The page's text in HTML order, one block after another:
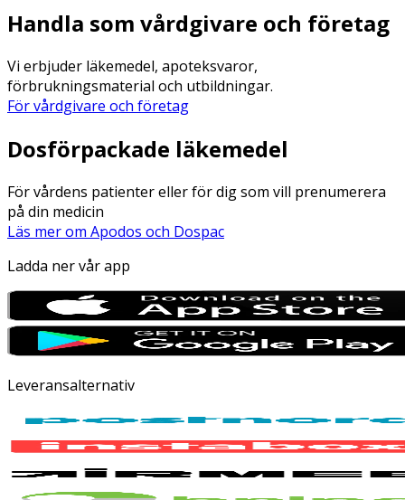
Handla som vårdgivare och företag
Vi erbjuder läkemedel, apoteksvaror,
förbrukningsmaterial och utbildningar.
För vårdgivare och företag
Dosförpackade läkemedel
För vårdens patienter eller för dig som vill prenumerera
på din medicin
Läs mer om Apodos och Dospac
Ladda ner vår app
Leveransalternativ